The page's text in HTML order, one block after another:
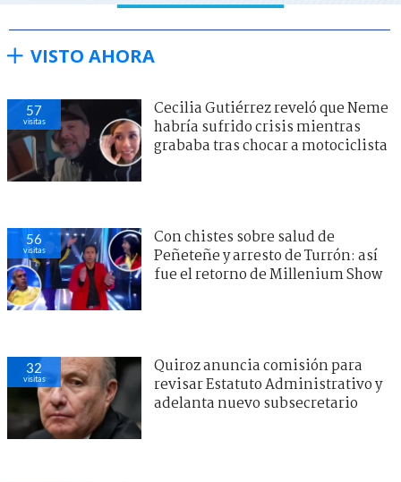
VISTO AHORA
57
visitas
Cecilia Gutiérrez reveló que Neme
habría sufrido crisis mientras
grababa tras chocar a motociclista
56
visitas
Con chistes sobre salud de
Peñeteñe y arresto de Turrón: así
fue el retorno de Millenium Show
32
visitas
Quiroz anuncia comisión para
revisar Estatuto Administrativo y
adelanta nuevo subsecretario